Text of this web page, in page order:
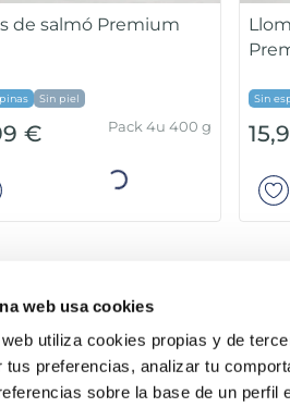
web usa cookies
utiliza cookies propias y de
tus preferencias, analizar tu
sobre la base de un perfil
bacallà MSC al punt
€ Pack 4 x 125 g